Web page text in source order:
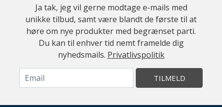
Ja tak, jeg vil gerne modtage e-mails med
unikke tilbud, samt være blandt de første til at
høre om nye produkter med begrænset parti.
Du kan til enhver tid nemt framelde dig
nyhedsmails. Privatlivspolitik
TILMELD